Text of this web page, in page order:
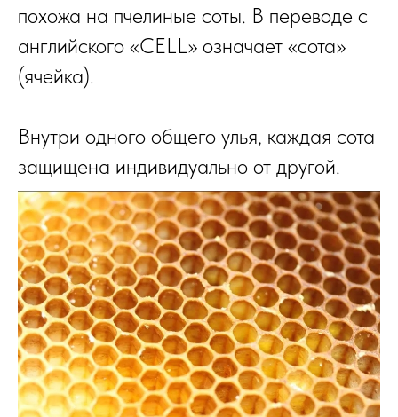
похожа на пчелиные соты. В переводе с
английского «CELL» означает «сота»
(ячейка).
Внутри одного общего улья, каждая сота
защищена индивидуально от другой.